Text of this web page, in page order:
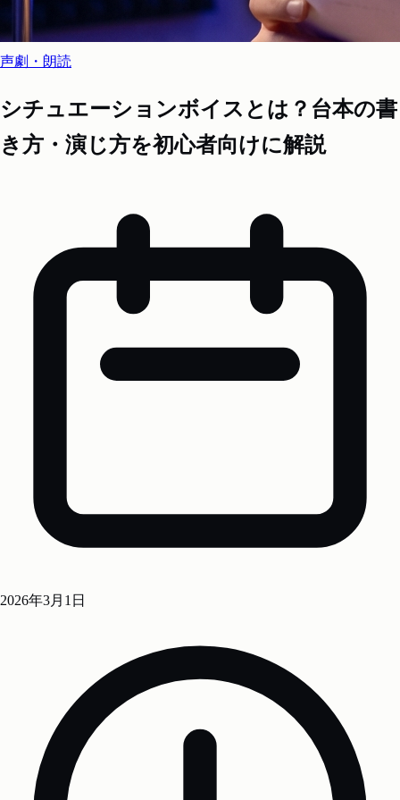
声劇・朗読
シチュエーションボイスとは？台本の書
き方・演じ方を初心者向けに解説
2026年3月1日